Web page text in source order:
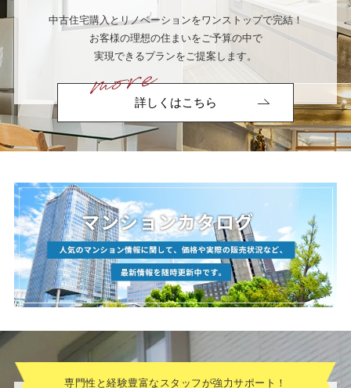
中古住宅購入とリノベーションをワンストップで完結！
お客様の理想の住まいをご予算の中で
実現できるプランをご提案します。
詳しくはこちら
専門性と経験豊富なスタッフが強力サポート！